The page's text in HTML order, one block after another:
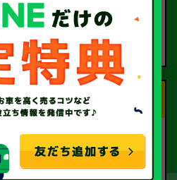
査定のプロが
お電話で回答いたしま
す。
Step.4